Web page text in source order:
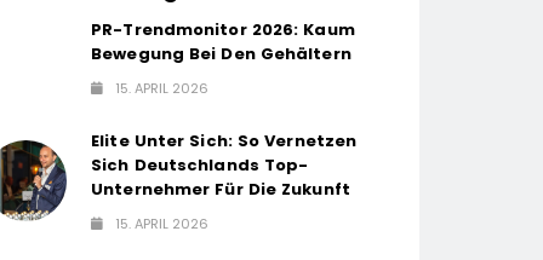
PR-Trendmonitor 2026: Kaum
Bewegung Bei Den Gehältern
15. APRIL 2026
Elite Unter Sich: So Vernetzen
Sich Deutschlands Top-
Unternehmer Für Die Zukunft
15. APRIL 2026